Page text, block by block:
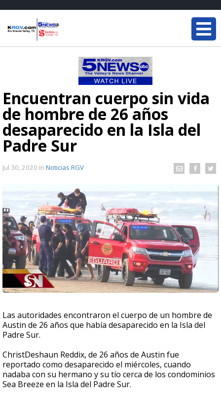
Encuentran cuerpo sin vida
de hombre de 26 años
desaparecido en la Isla del
Padre Sur
Jul 30, 2020 in Noticias RGV
Las autoridades encontraron el cuerpo de un hombre de
Austin de 26 años que había desaparecido en la Isla del
Padre Sur.
ChristDeshaun Reddix, de 26 años de Austin fue
reportado como desaparecido el miércoles, cuando
nadaba con su hermano y su tío cerca de los condominios
Sea Breeze en la Isla del Padre Sur.